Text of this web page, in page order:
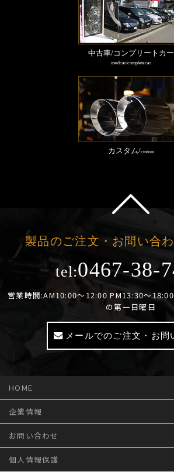
中古車/コンプリートカー
usedcar/completecar
カスタム/custom
製品のご注文・お問い合
tel:0467-38-
営業時間:AM10:00～12:00 PM13:30～
の第一日曜日
メールでのご注文・お問
HOME
企業情報
お問い合わせ
個人情報保護